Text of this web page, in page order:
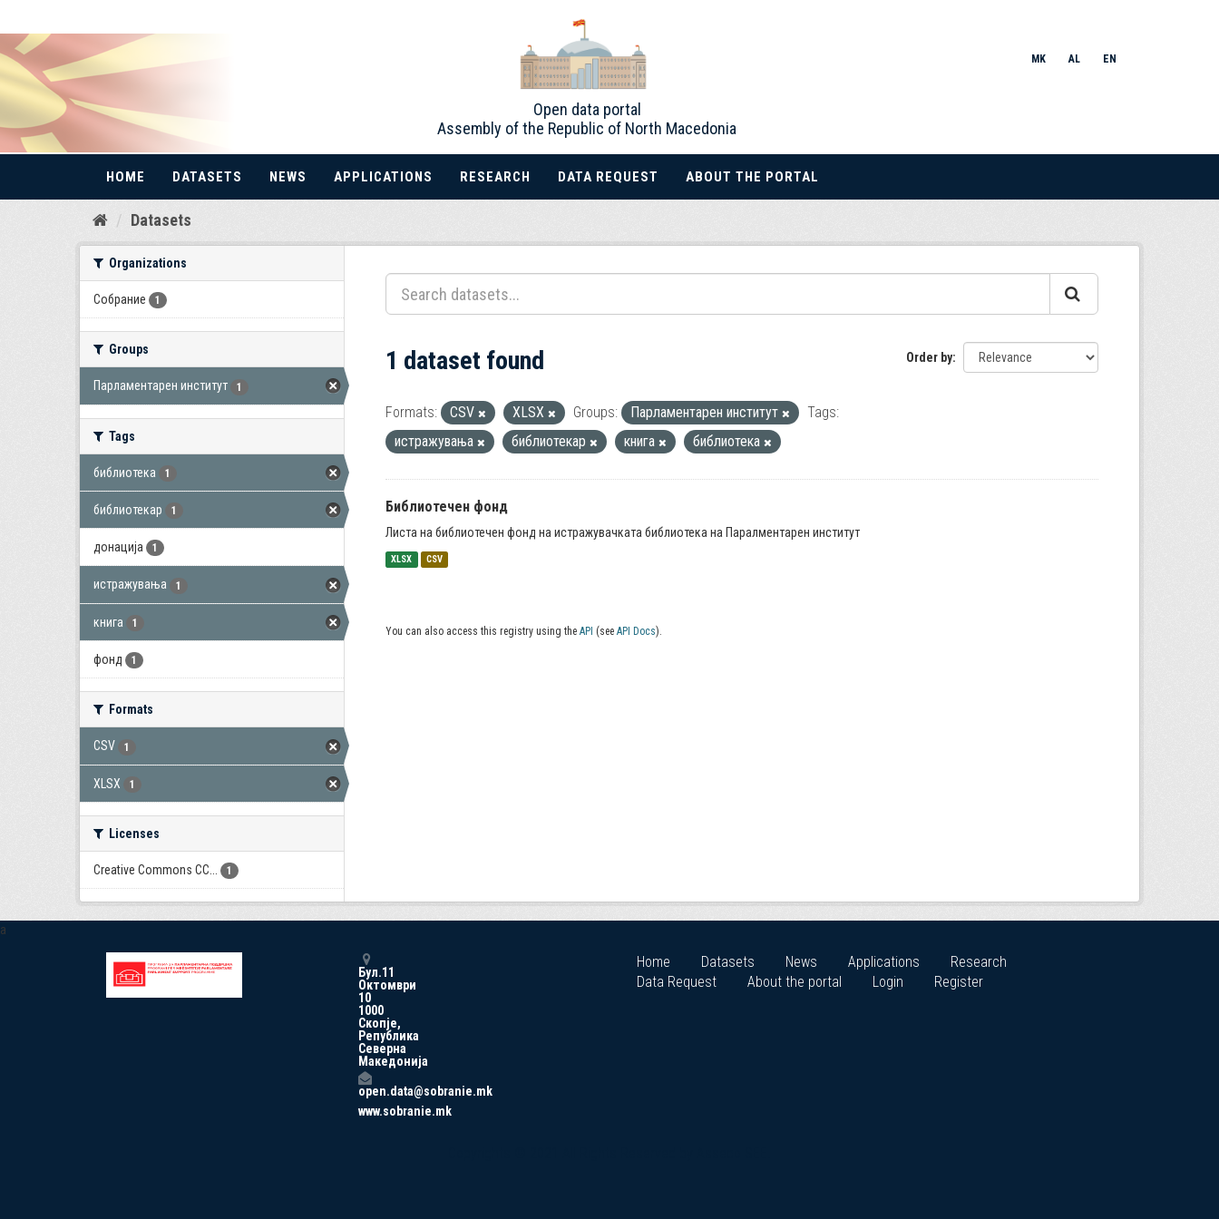
Skip
Open data portal
Assembly of the Republic of North Macedonia
MK AL EN
HOME DATASETS NEWS APPLICATIONS RESEARCH DATA REQUEST ABOUT THE PORTAL
Datasets
Organizations
Собрание 1
Groups
Парламентарен институт 1
Tags
библиотека 1
библиотекар 1
донација 1
истражувања 1
книга 1
фонд 1
Formats
CSV 1
XLSX 1
Licenses
Creative Commons CC... 1
Order by
1 dataset found
Formats: CSV XLSX Groups: Парламентарен институт
Tags:
истражувања
библиотекар книга библиотека
Библиотечен фонд
Листа на библиотечен фонд на истражувачката библиотека на Паралментарен институт
XLSX CSV
You can also access this registry using the API (see API Docs).
a
Бул.11
Октомври
10
1000
Скопје,
Република
Северна
Македонија
open.data@sobranie.mk
www.sobranie.mk
Home Datasets News Applications
Research
Data Request
About the portal Login Register